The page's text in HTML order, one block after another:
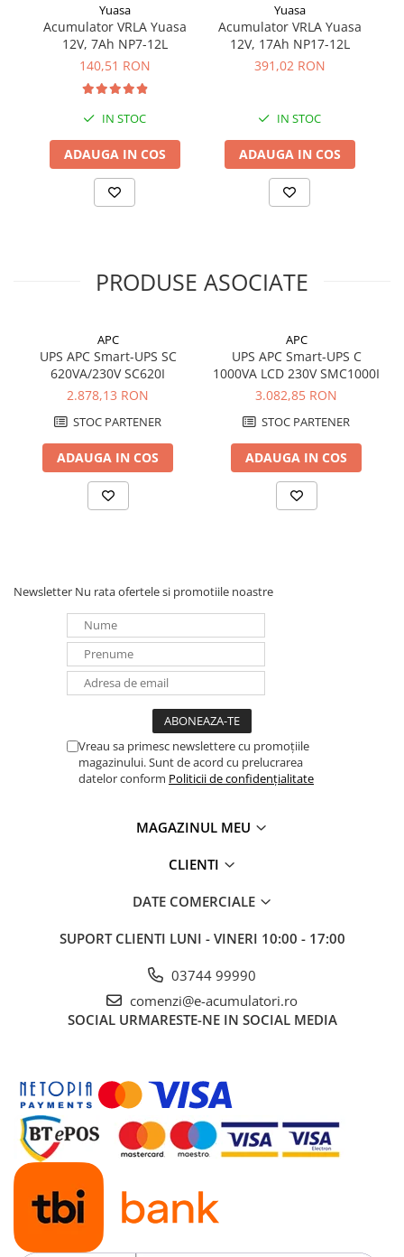
Yuasa
Acumulator VRLA Yuasa
12V, 7Ah NP7-12L
140,51 RON
IN STOC
ADAUGA IN COS
Yuasa
Acumulator VRLA Yuasa
12V, 17Ah NP17-12L
391,02 RON
IN STOC
ADAUGA IN COS
PRODUSE ASOCIATE
APC
UPS APC Smart-UPS SC
620VA/230V SC620I
2.878,13 RON
STOC PARTENER
ADAUGA IN COS
APC
UPS APC Smart-UPS C
1000VA LCD 230V SMC1000I
3.082,85 RON
STOC PARTENER
ADAUGA IN COS
Newsletter Nu rata ofertele si promotiile noastre
Vreau sa primesc newslettere cu promoțiile
magazinului. Sunt de acord cu prelucrarea
datelor conform Politicii de confidențialitate
MAGAZINUL MEU
CLIENTI
DATE COMERCIALE
SUPORT CLIENTI LUNI - VINERI 10:00 - 17:00
03744 99990
comenzi@e-acumulatori.ro
SOCIAL URMARESTE-NE IN SOCIAL MEDIA